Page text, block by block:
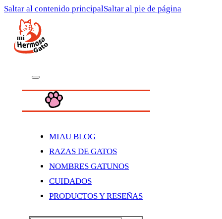
Saltar al contenido principalSaltar al pie de página
MIAU BLOG
RAZAS DE GATOS
NOMBRES GATUNOS
CUIDADOS
PRODUCTOS Y RESEÑAS